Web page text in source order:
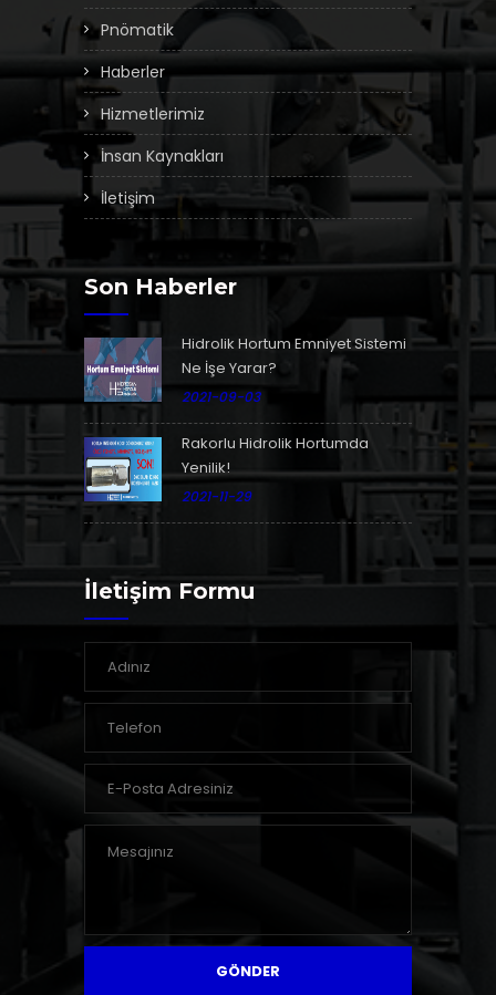
Pnömatik
Haberler
Hizmetlerimiz
İnsan Kaynakları
İletişim
Son Haberler
Hidrolik Hortum Emniyet Sistemi
Ne İşe Yarar?
2021-09-03
Rakorlu Hidrolik Hortumda
Yenilik!
2021-11-29
İletişim Formu
GÖNDER